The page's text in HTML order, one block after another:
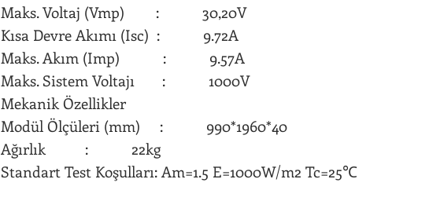
Maks. Voltaj (Vmp) : 30,20V
Kısa Devre Akımı (Isc) : 9.72A
Maks. Akım (Imp) : 9.57A
Maks. Sistem Voltajı : 1000V
Mekanik Özellikler
Modül Ölçüleri (mm) : 990*1960*40
Ağırlık : 22kg
Standart Test Koşulları: Am=1.5 E=1000W/m2 Tc=25℃